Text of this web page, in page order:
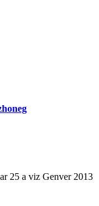
25 a viz Genver 2013